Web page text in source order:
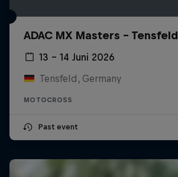
ADAC MX Masters – Tensfeld
13 – 14 Juni 2026
Tensfeld, Germany
MOTOCROSS
Past event